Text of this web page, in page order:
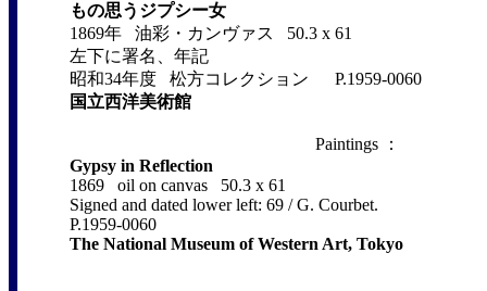
もの思うジプシー女
1869年 油彩・カンヴァス 50.3 x 61
左下に署名、年記
昭和34年度 松方コレクション P.1959-0060
国立西洋美術館
Paintings ：
Gypsy in Reflection
1869 oil on canvas 50.3 x 61
Signed and dated lower left: 69 / G. Courbet.
P.1959-0060
The National Museum of Western Art, Tokyo